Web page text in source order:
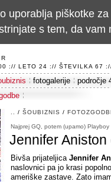
R
:// LETO 24 :// ŠTEVILKA 67
fotogalerije
področje
/ ŠOUBIZNIS /
Najprej GQ, potem (upamo) Playboy
Jennifer
Bivša prijateljica Jennifer
naslovnici pa jo krasi
ameriške zastave. Zato
uporablja piškotke
s tem, da vam